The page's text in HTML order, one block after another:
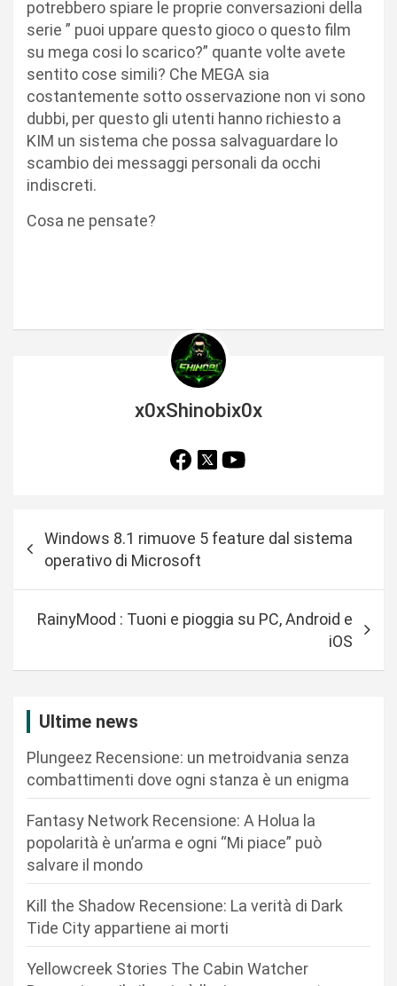
potrebbero spiare le proprie conversazioni della
serie ” puoi uppare questo gioco o questo film
su mega cosi lo scarico?” quante volte avete
sentito cose simili? Che MEGA sia
costantemente sotto osservazione non vi sono
dubbi, per questo gli utenti hanno richiesto a
KIM un sistema che possa salvaguardare lo
scambio dei messaggi personali da occhi
indiscreti.
Cosa ne pensate?
x0xShinobix0x
a
Windows 8.1 rimuove 5 feature dal sistema
operativo di Microsoft
RainyMood : Tuoni e pioggia su PC, Android e
iOS
Ultime news
Plungeez Recensione: un metroidvania senza
combattimenti dove ogni stanza è un enigma
Fantasy Network Recensione: A Holua la
popolarità è un’arma e ogni “Mi piace” può
salvare il mondo
Kill the Shadow Recensione: La verità di Dark
Tide City appartiene ai morti
Yellowcreek Stories The Cabin Watcher